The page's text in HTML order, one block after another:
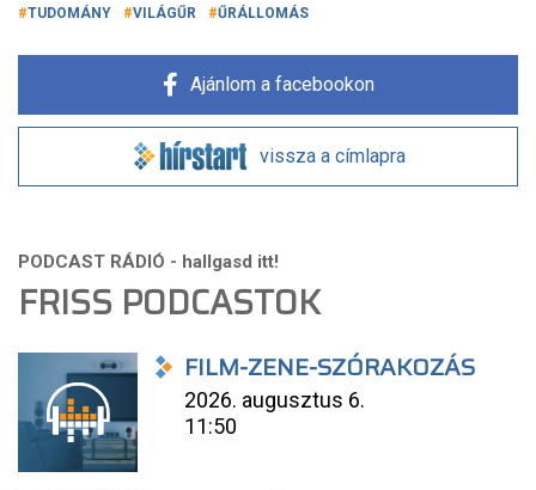
TUDOMÁNY VILÁGŰR ŰRÁLLOMÁS
Ajánlom a facebookon
vissza a címlapra
FRISS PODCASTOK
FILM-ZENE-SZÓRAKOZÁS
2026. augusztus 6.
11:50